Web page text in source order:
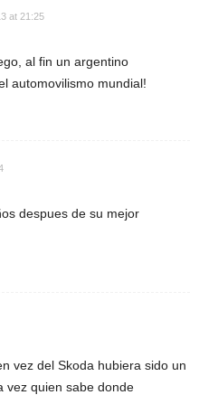
at 21:25
al fin un argentino
automovilismo mundial!
despues de su mejor
vez del Skoda hubiera sido un
vez quien sabe donde